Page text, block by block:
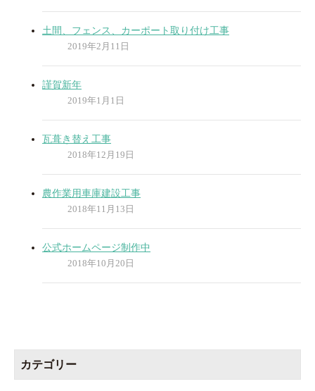
土間、フェンス、カーポート取り付け工事
2019年2月11日
謹賀新年
2019年1月1日
瓦葺き替え工事
2018年12月19日
農作業用車庫建設工事
2018年11月13日
公式ホームページ制作中
2018年10月20日
カテゴリー